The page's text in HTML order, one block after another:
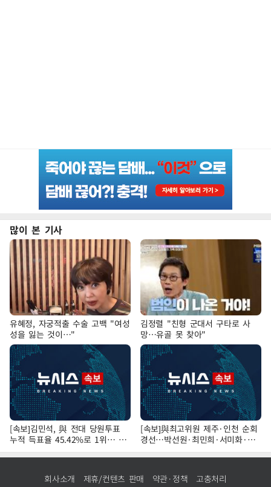
많이 본 기사
유혜정, 자궁적출 수술 고백 "여성
성을 잃는 것이…"
김정렬 "친형 군대서 구타로 사
망…유골 못 찾아"
[속보]김민석, 與 전대 당원투표
누적 득표율 45.42%로 1위… 정
청래 44.56%
[속보]與최고위원 제주·인천 순회
경선…박선원·최민희·서미화·한
민수·김용 순
회사소개 제휴/컨텐츠 판매 약관·정책 고충처리